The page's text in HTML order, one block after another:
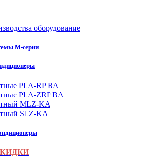
оборудование
M-серии
PLA-RP BA
PLA-ZRP BA
MLZ-KA
SLZ-KA